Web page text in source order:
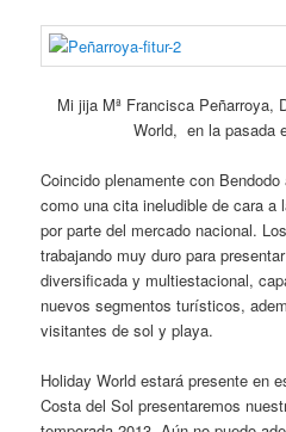
Mi jija Mª Francisca Peñarroya,
World, en la pasada
Coincido plenamente con
como una cita ineludible de cara a
por parte del mercado nacional.
trabajando muy duro para
diversificada y multiestacional,
nuevos segmentos turísticos,
visitantes de sol y playa.
Holiday World estará presente en
Costa del Sol presentaremos